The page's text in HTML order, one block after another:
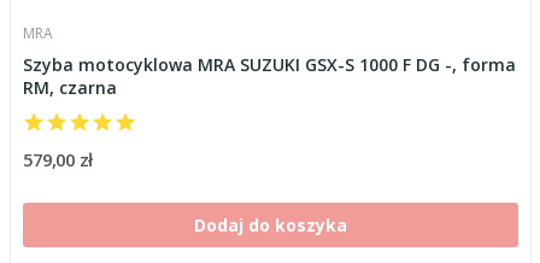
MRA
Szyba motocyklowa MRA SUZUKI GSX-S 1000 F DG -, forma
RM, czarna
579,00 zł
Dodaj do koszyka